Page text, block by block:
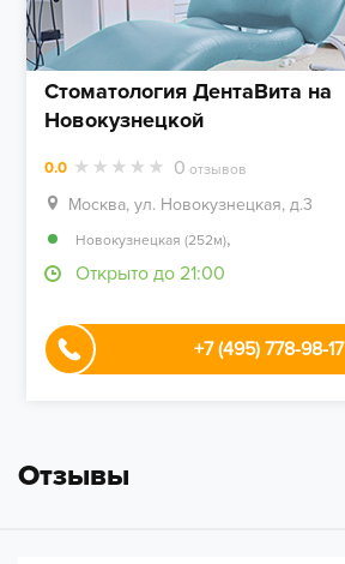
Стоматология ДентаВита на
Новокузнецкой
0.0 0 отзывов
Москва, ул. Новокузнецкая, д.3
Новокузнецкая (252м),
Открыто до 21:00
+7 (495) 778-98-17
Отзывы